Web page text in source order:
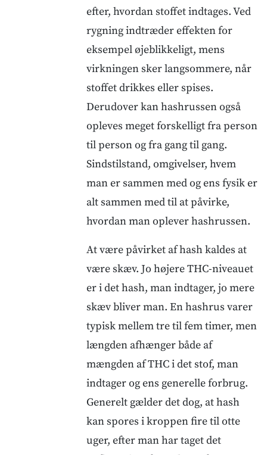
efter, hvordan stoffet indtages. Ved
rygning indtræder effekten for
eksempel øjeblikkeligt, mens
virkningen sker langsommere, når
stoffet drikkes eller spises.
Derudover kan hashrussen også
opleves meget forskelligt fra person
til person og fra gang til gang.
Sindstilstand, omgivelser, hvem
man er sammen med og ens fysik er
alt sammen med til at påvirke,
hvordan man oplever hashrussen.
At være påvirket af hash kaldes at
være skæv. Jo højere THC-niveauet
er i det hash, man indtager, jo mere
skæv bliver man. En hashrus varer
typisk mellem tre til fem timer, men
længden afhænger både af
mængden af THC i det stof, man
indtager og ens generelle forbrug.
Generelt gælder det dog, at hash
kan spores i kroppen fire til otte
uger, efter man har taget det